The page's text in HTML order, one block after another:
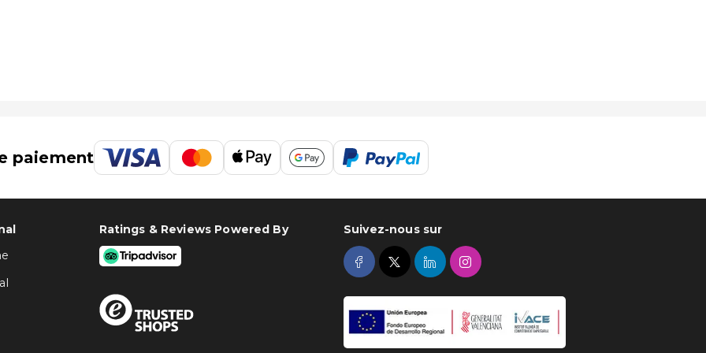
paiement
Ratings & Reviews Powered By Suivez-nous sur